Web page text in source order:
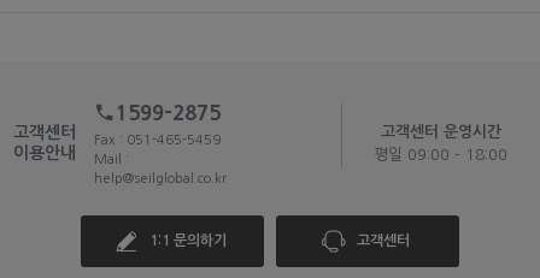
고객센터
이용안내
1599-2875
Fax : 051-465-5459
Mail :
help@seilglobal.co.kr
고객센터 운영시간
평일 09:00 - 18:00
1:1 문의하기 고객센터